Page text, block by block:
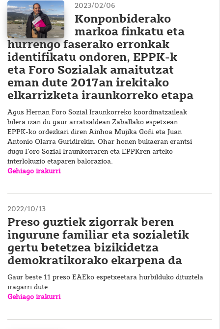
2023/02/06
Konponbiderako
markoa finkatu eta
hurrengo faserako erronkak
identifikatu ondoren, EPPK-k
eta Foro Sozialak amaitutzat
eman dute 2017an irekitako
elkarrizketa iraunkorreko etapa
Agus Hernan Foro Sozial Iraunkorreko koordinatzaileak
bilera izan du gaur arratsaldean Zaballako espetxean
EPPK-ko ordezkari diren Ainhoa Mujika Goñi eta Juan
Antonio Olarra Guridirekin. Ohar honen bukaeran erantsi
dugu Foro Sozial Iraunkorraren eta EPPKren arteko
interlokuzio etaparen balorazioa.
Gehiago irakurri
2022/10/13
Preso guztiek zigorrak beren
ingurune familiar eta sozialetik
gertu betetzea bizikidetza
demokratikorako ekarpena da
Gaur beste 11 preso EAEko espetxeetara hurbilduko dituztela
iragarri dute.
Gehiago irakurri